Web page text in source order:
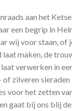
aan het
een begrip in
wij voor staan, of
maken, de
verwerken in
zilveren
voor het zetten
gaat bij ons blij